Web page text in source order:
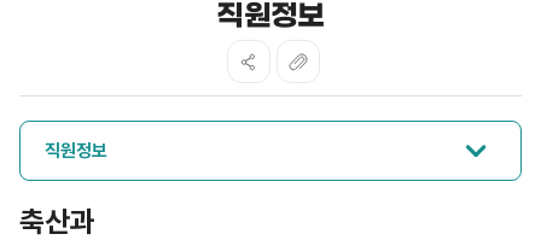
직원정보
직원정보
축산과